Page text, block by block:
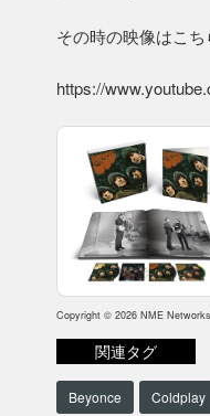
その時の映像はこち
https://
Copyright © 2026 NME
関連タグ
Beyonce Coldplay